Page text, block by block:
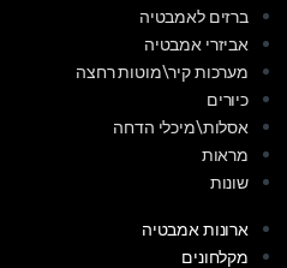
ברזים לאמבטיה
אביזרי אמבטיה
מערכות קיר\מוטות רחצה
כיורים
אסלות\מיכלי הדחה
מראות
שונות
ארונות אמבטיה
מקלחונים